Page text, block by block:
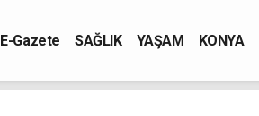
E-Gazete SAĞLIK YAŞAM KONYA